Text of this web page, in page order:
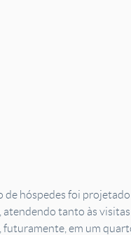
de hóspedes foi
atendendo tanto às
em um